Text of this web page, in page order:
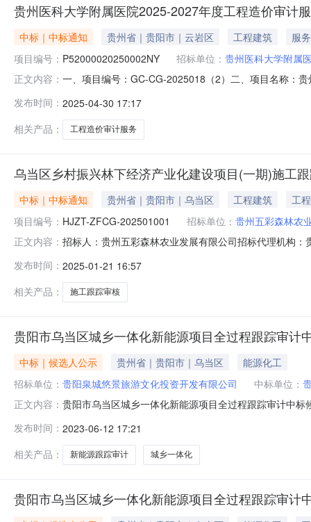
贵州医科大学附属医院2025-2027年度工程造价审计
中标｜中标通知 贵州省｜贵阳市｜云岩区 工程建筑
服务
项目编号： P52000020250002NY 招标单位： 贵州医科大学附属
正文内容： 一、项目编号：GC-CG-2025018（2）二、项目名称：
56号四、主要标的信息服务类主要标的信息：序号标项
发布时间： 2025-04-30 17:17
相关产品：
工程造价审计服务
乌当区乡村振兴林下经济产业化建设项目(一期)施工
中标｜中标通知 贵州省｜贵阳市｜乌当区 工程建筑
工程
项目编号： HJZT-ZFCG-202501001 招标单位： 贵州五彩森林农
正文内容： 招标人：贵州五彩森林农业发展有限公司招标代理机构
乡村振兴林下经济产业化建设项目（一期）施工跟踪审
购已于2025-01
发布时间： 2025-01-21 16:57
相关产品：
施工跟踪审核
贵阳市乌当区城乡一体化新能源项目全过程跟踪审计
中标｜候选人公示 贵州省｜贵阳市｜乌当区
能源化工
招标单位： 贵阳泉城悠景旅游文化投资开发有限公司 中标单位：
正文内容： 贵阳市乌当区城乡一体化新能源项目全过程跟踪审计中
知》（黔价房【2012】86号）取费后下浮20%，核减（
工程
发布时间： 2023-06-12 17:21
相关产品：
新能源跟踪审计 城乡一体化
贵阳市乌当区城乡一体化新能源项目全过程跟踪审计